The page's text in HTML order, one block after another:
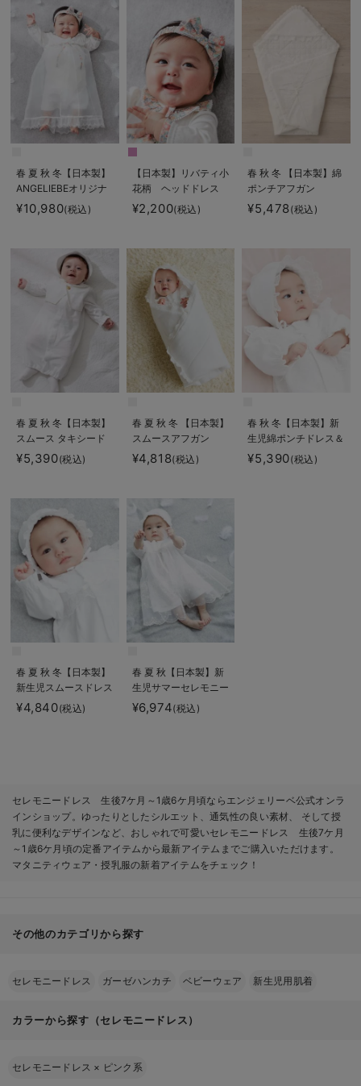
春 夏 秋 冬【日本製】
ANGELIEBEオリジナ
ル リバティ小花柄
セレモニードレス
¥10,980(税込)
【日本製】リバティ小
花柄 ヘッドドレス
¥2,200(税込)
春 秋 冬 【日本製】綿
ポンチアフガン
¥5,478(税込)
春 夏 秋 冬【日本製】
スムース タキシード
風フード付きドレス
¥5,390(税込)
春 夏 秋 冬 【日本製】
スムースアフガン
¥4,818(税込)
春 秋 冬【日本製】新
生児綿ポンチドレス＆
帽子セット
¥5,390(税込)
春 夏 秋 冬【日本製】
新生児スムースドレス
＆帽子セット
¥4,840(税込)
春 夏 秋【日本製】新
生児サマーセレモニー
ドレス＆帽子セット
¥6,974(税込)
セレモニードレス 生後7ケ月～1歳6ケ月頃ならエンジェリーベ公式オンラ
インショップ。ゆったりとしたシルエット、通気性の良い素材、 そして授
乳に便利なデザインなど、おしゃれで可愛いセレモニードレス 生後7ケ月
～1歳6ケ月頃の定番アイテムから最新アイテムまでご購入いただけます。
マタニティウェア・授乳服の新着アイテムをチェック！
その他のカテゴリから探す
セレモニードレス ガーゼハンカチ ベビーウェア 新生児用肌着
カラーから探す（セレモニードレス）
セレモニードレス × ピンク系